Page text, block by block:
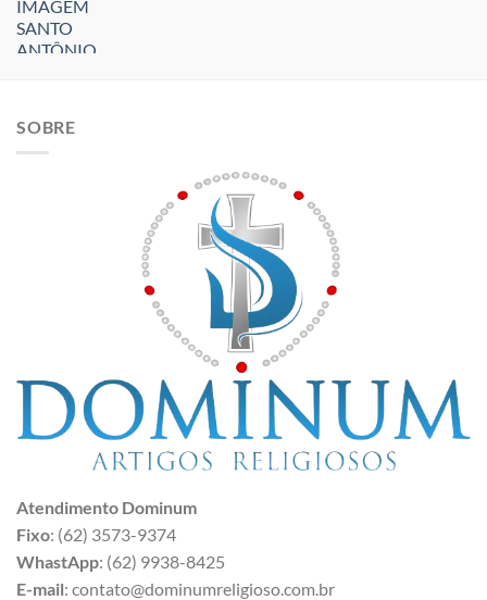
SOBRE
Atendimento Dominum
Fixo: (62) 3573-9374
WhastApp: (62) 9938-8425
E-mail: contato@dominumreligioso.com.br